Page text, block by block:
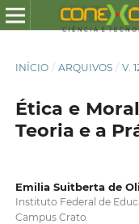
INÍCIO / ARQUIVOS / V.
Ética e
Teoria e a
Emilia Suitberta de
Instituto Federal de
Campus Crato